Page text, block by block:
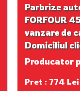
Parbrize
FORFOUR
vanzare de
Domiciliul
Producator
Pret : 774 Lei